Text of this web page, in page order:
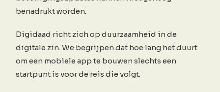
benadrukt worden.
Digidaad richt zich op duurzaamheid in de
digitale zin. We begrijpen dat hoe lang het duurt
om een mobiele app te bouwen slechts een
startpunt is voor de reis die volgt.